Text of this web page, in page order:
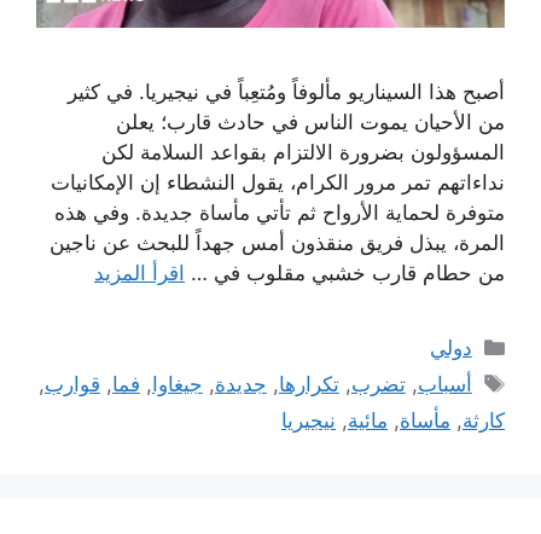
أصبح هذا السيناريو مألوفاً ومُتعِباً في نيجيريا. في كثير
من الأحيان يموت الناس في حادث قارب؛ يعلن
المسؤولون بضرورة الالتزام بقواعد السلامة لكن
نداءاتهم تمر مرور الكرام، يقول النشطاء إن الإمكانيات
متوفرة لحماية الأرواح ثم تأتي مأساة جديدة. وفي هذه
المرة، يبذل فريق منقذون أمس جهداً للبحث عن ناجين
من حطام قارب خشبي مقلوب في … اقرأ المزيد
التصنيفات
دولي
الوسوم
أسباب,تضرب,تكرارها, جديدة, جيغاوا , فما, قوارب,
كارثة, مأساة, مائية, نيجيريا